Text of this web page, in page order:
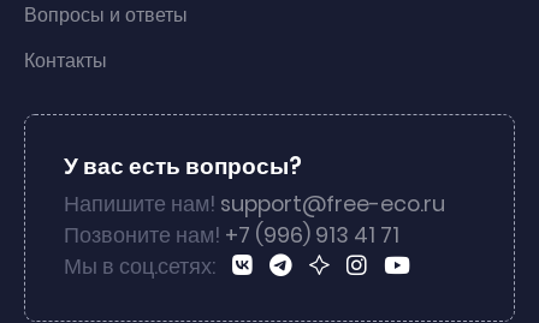
Вопросы и ответы
Контакты
У вас есть вопросы?
Напишите нам! support@free-eco.ru
Позвоните нам! +7 (996) 913 41 71
Мы в соц.сетях: